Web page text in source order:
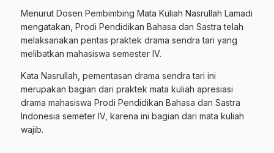
Menurut Dosen Pembimbing Mata Kuliah Nasrullah Lamadi
mengatakan, Prodi Pendidikan Bahasa dan Sastra telah
melaksanakan pentas praktek drama sendra tari yang
melibatkan mahasiswa semester IV.
Kata Nasrullah, pementasan drama sendra tari ini
merupakan bagian dari praktek mata kuliah apresiasi
drama mahasiswa Prodi Pendidikan Bahasa dan Sastra
Indonesia semeter IV, karena ini bagian dari mata kuliah
wajib.